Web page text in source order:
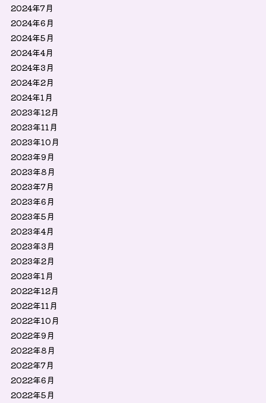
2024年7月
2024年6月
2024年5月
2024年4月
2024年3月
2024年2月
2024年1月
2023年12月
2023年11月
2023年10月
2023年9月
2023年8月
2023年7月
2023年6月
2023年5月
2023年4月
2023年3月
2023年2月
2023年1月
2022年12月
2022年11月
2022年10月
2022年9月
2022年8月
2022年7月
2022年6月
2022年5月